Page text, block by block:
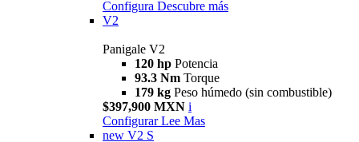
Configura Descubre más
V2
Panigale V2
120 hp Potencia
93.3 Nm Torque
179 kg Peso húmedo (sin combustible)
$397,900 MXN i
Configurar Lee Mas
new V2 S